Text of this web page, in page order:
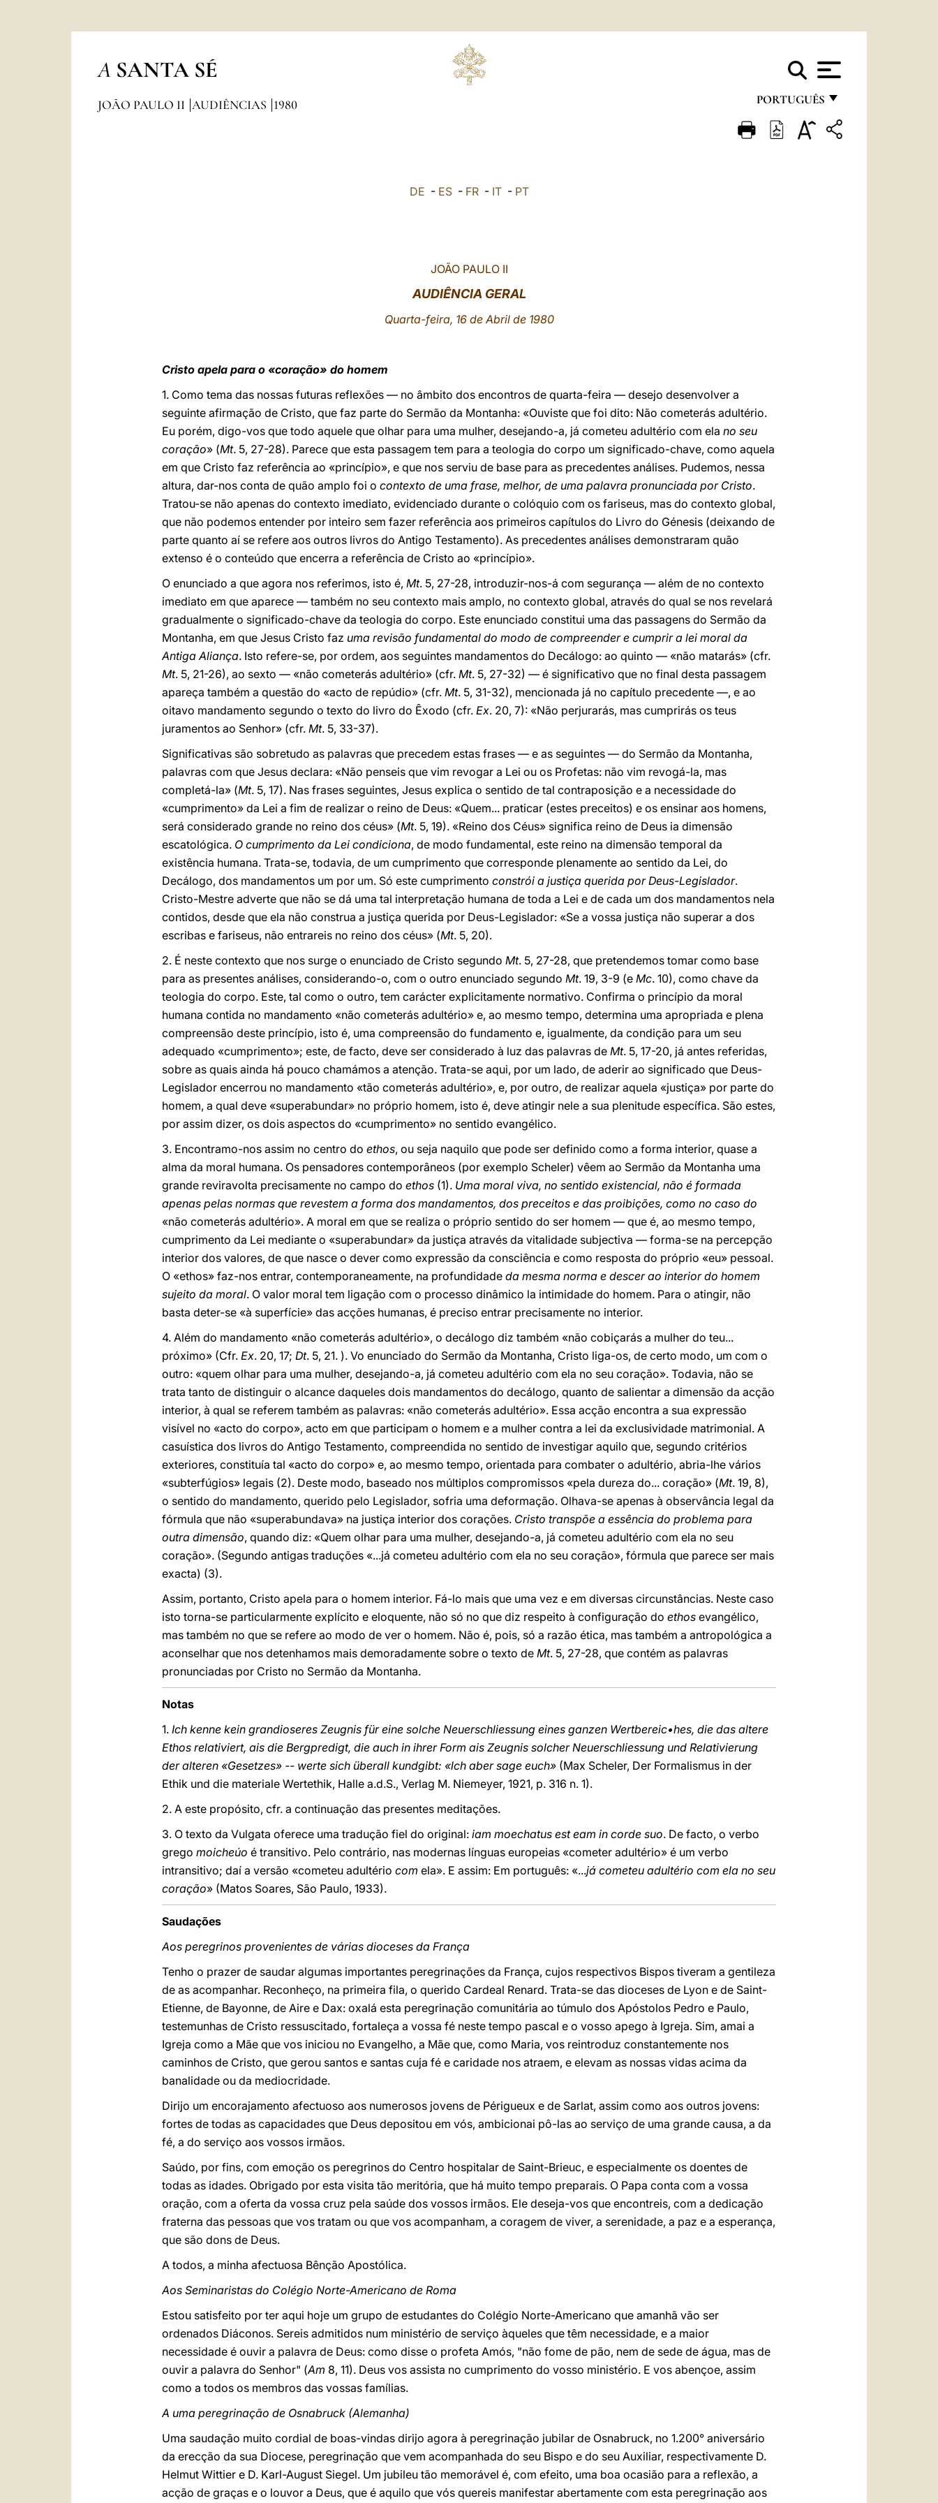
A SANTA SÉ
PORTUGUÊS
FRANÇAIS
JOÃO PAULO II AUDIÊNCIAS 1980
DE - ES- FR- IT- PT
JOÃO PAULO II
AUDIÊNCIA GERAL
Quarta-feira, 16 de Abril de 1980
Cristo apela para o «coração» do homem
1. Como tema das nossas futuras reflexões — no âmbito dos encontros de quarta-feira — desejo desenvolver a
seguinte afirmação de Cristo, que faz parte do Sermão da Montanha: «Ouviste que foi dito: Não cometerás adultério.
Eu porém, digo-vos que todo aquele que olhar para uma mulher, desejando-a, já cometeu adultério com ela no seu
coração» (Mt. 5, 27-28). Parece que esta passagem tem para a teologia do corpo um significado-chave, como aquela
em que Cristo faz referência ao «princípio», e que nos serviu de base para as precedentes análises. Pudemos, nessa
altura, dar-nos conta de quão amplo foi o contexto de uma frase, melhor, de uma palavra pronunciada por Cristo.
Tratou-se não apenas do contexto imediato, evidenciado durante o colóquio com os fariseus, mas do contexto global,
que não podemos entender por inteiro sem fazer referência aos primeiros capítulos do Livro do Génesis (deixando de
parte quanto aí se refere aos outros livros do Antigo Testamento). As precedentes análises demonstraram quão
extenso é o conteúdo que encerra a referência de Cristo ao «princípio».
O enunciado a que agora nos referimos, isto é, Mt. 5, 27-28, introduzir-nos-á com segurança — além de no contexto
imediato em que aparece — também no seu contexto mais amplo, no contexto global, através do qual se nos revelará
gradualmente o significado-chave da teologia do corpo. Este enunciado constitui uma das passagens do Sermão da
Montanha, em que Jesus Cristo faz uma revisão fundamental do modo de compreender e cumprir a lei moral da
Antiga Aliança. Isto refere-se, por ordem, aos seguintes mandamentos do Decálogo: ao quinto — «não matarás» (cfr.
Mt. 5, 21-26), ao sexto — «não cometerás adultério» (cfr. Mt. 5, 27-32) — é significativo que no final desta passagem
apareça também a questão do «acto de repúdio» (cfr. Mt. 5, 31-32), mencionada já no capítulo precedente —, e ao
oitavo mandamento segundo o texto do livro do Êxodo (cfr. Ex. 20, 7): «Não perjurarás, mas cumprirás os teus
juramentos ao Senhor» (cfr. Mt. 5, 33-37).
Significativas são sobretudo as palavras que precedem estas frases — e as seguintes — do Sermão da Montanha,
palavras com que Jesus declara: «Não penseis que vim revogar a Lei ou os Profetas: não vim revogá-la, mas
completá-la» (Mt. 5, 17). Nas frases seguintes, Jesus explica o sentido de tal contraposição e a necessidade do
«cumprimento» da Lei a fim de realizar o reino de Deus: «Quem... praticar (estes preceitos) e os ensinar aos homens,
será considerado grande no reino dos céus» (Mt. 5, 19). «Reino dos Céus» significa reino de Deus ia dimensão
escatológica. O cumprimento da Lei condiciona, de modo fundamental, este reino na dimensão temporal da
existência humana. Trata-se, todavia, de um cumprimento que corresponde plenamente ao sentido da Lei, do
Decálogo, dos mandamentos um por um. Só este cumprimento constrói a justiça querida por Deus-Legislador.
Cristo-Mestre adverte que não se dá uma tal interpretação humana de toda a Lei e de cada um dos mandamentos nela
contidos, desde que ela não construa a justiça querida por Deus-Legislador: «Se a vossa justiça não superar a dos
escribas e fariseus, não entrareis no reino dos céus» (Mt. 5, 20).
2. É neste contexto que nos surge o enunciado de Cristo segundo Mt. 5, 27-28, que pretendemos tomar como base
para as presentes análises, considerando-o, com o outro enunciado segundo Mt. 19, 3-9 (e Mc. 10), como chave da
teologia do corpo. Este, tal como o outro, tem carácter explicitamente normativo. Confirma o princípio da moral
humana contida no mandamento «não cometerás adultério» e, ao mesmo tempo, determina uma apropriada e plena
compreensão deste princípio, isto é, uma compreensão do fundamento e, igualmente, da condição para um seu
adequado «cumprimento»; este, de facto, deve ser considerado à luz das palavras de Mt. 5, 17-20, já antes referidas,
sobre as quais ainda há pouco chamámos a atenção. Trata-se aqui, por um lado, de aderir ao significado que Deus-
Legislador encerrou no mandamento «tão cometerás adultério», e, por outro, de realizar aquela «justiça» por parte do
homem, a qual deve «superabundar» no próprio homem, isto é, deve atingir nele a sua plenitude específica. São estes,
por assim dizer, os dois aspectos do «cumprimento» no sentido evangélico.
3. Encontramo-nos assim no centro do ethos, ou seja naquilo que pode ser definido como a forma interior, quase a
alma da moral humana. Os pensadores contemporâneos (por exemplo Scheler) vêem ao Sermão da Montanha uma
grande reviravolta precisamente no campo do ethos (1). Uma moral viva, no sentido existencial, não é formada
apenas pelas normas que revestem a forma dos mandamentos, dos preceitos e das proibições, como no caso do
«não cometerás adultério». A moral em que se realiza o próprio sentido do ser homem — que é, ao mesmo tempo,
cumprimento da Lei mediante o «superabundar» da justiça através da vitalidade subjectiva — forma-se na percepção
interior dos valores, de que nasce o dever como expressão da consciência e como resposta do próprio «eu» pessoal.
O «ethos» faz-nos entrar, contemporaneamente, na profundidade da mesma norma e descer ao interior do homem
sujeito da moral. O valor moral tem ligação com o processo dinâmico la intimidade do homem. Para o atingir, não
basta deter-se «à superfície» das acções humanas, é preciso entrar precisamente no interior.
4. Além do mandamento «não cometerás adultério», o decálogo diz também «não cobiçarás a mulher do teu...
próximo» (Cfr. Ex. 20, 17; Dt. 5, 21. ). Vo enunciado do Sermão da Montanha, Cristo liga-os, de certo modo, um com o
outro: «quem olhar para uma mulher, desejando-a, já cometeu adultério com ela no seu coração». Todavia, não se
trata tanto de distinguir o alcance daqueles dois mandamentos do decálogo, quanto de salientar a dimensão da acção
interior, à qual se referem também as palavras: «não cometerás adultério». Essa acção encontra a sua expressão
visível no «acto do corpo», acto em que participam o homem e a mulher contra a lei da exclusividade matrimonial. A
casuística dos livros do Antigo Testamento, compreendida no sentido de investigar aquilo que, segundo critérios
exteriores, constituía tal «acto do corpo» e, ao mesmo tempo, orientada para combater o adultério, abria-lhe vários
«subterfúgios» legais (2). Deste modo, baseado nos múltiplos compromissos «pela dureza do... coração» (Mt. 19, 8),
o sentido do mandamento, querido pelo Legislador, sofria uma deformação. Olhava-se apenas à observância legal da
fórmula que não «superabundava» na justiça interior dos corações. Cristo transpõe a essência do problema para
outra dimensão, quando diz: «Quem olhar para uma mulher, desejando-a, já cometeu adultério com ela no seu
coração». (Segundo antigas traduções «...já cometeu adultério com ela no seu coração», fórmula que parece ser mais
exacta) (3).
Assim, portanto, Cristo apela para o homem interior. Fá-lo mais que uma vez e em diversas circunstâncias. Neste caso
isto torna-se particularmente explícito e eloquente, não só no que diz respeito à configuração do ethos evangélico,
mas também no que se refere ao modo de ver o homem. Não é, pois, só a razão ética, mas também a antropológica a
aconselhar que nos detenhamos mais demoradamente sobre o texto de Mt. 5, 27-28, que contém as palavras
pronunciadas por Cristo no Sermão da Montanha.
Notas
1. Ich kenne kein grandioseres Zeugnis für eine solche Neuerschliessung eines ganzen Wertbereic•hes, die das altere
Ethos relativiert, ais die Bergpredigt, die auch in ihrer Form ais Zeugnis solcher Neuerschliessung und Relativierung
der alteren «Gesetzes» -- werte sich überall kundgibt: «lch aber sage euch» (Max Scheler, Der Formalismus in der
Ethik und die materiale Wertethik, Halle a.d.S., Verlag M. Niemeyer, 1921, p. 316 n. 1).
2. A este propósito, cfr. a continuação das presentes meditações.
3. O texto da Vulgata oferece uma tradução fiel do original: iam moechatus est eam in corde suo. De facto, o verbo
grego moicheúo é transitivo. Pelo contrário, nas modernas línguas europeias «cometer adultério» é um verbo
intransitivo; daí a versão «cometeu adultério com ela». E assim: Em português: «...já cometeu adultério com ela no seu
coração» (Matos Soares, São Paulo, 1933).
Saudações
Aos peregrinos provenientes de várias dioceses da França
Tenho o prazer de saudar algumas importantes peregrinações da França, cujos respectivos Bispos tiveram a gentileza
de as acompanhar. Reconheço, na primeira fila, o querido Cardeal Renard. Trata-se das dioceses de Lyon e de Saint-
Etienne, de Bayonne, de Aire e Dax: oxalá esta peregrinação comunitária ao túmulo dos Apóstolos Pedro e Paulo,
testemunhas de Cristo ressuscitado, fortaleça a vossa fé neste tempo pascal e o vosso apego à Igreja. Sim, amai a
Igreja como a Mãe que vos iniciou no Evangelho, a Mãe que, como Maria, vos reintroduz constantemente nos
caminhos de Cristo, que gerou santos e santas cuja fé e caridade nos atraem, e elevam as nossas vidas acima da
banalidade ou da mediocridade.
Dirijo um encorajamento afectuoso aos numerosos jovens de Périgueux e de Sarlat, assim como aos outros jovens:
fortes de todas as capacidades que Deus depositou em vós, ambicionai pô-las ao serviço de uma grande causa, a da
fé, a do serviço aos vossos irmãos.
Saúdo, por fins, com emoção os peregrinos do Centro hospitalar de Saint-Brieuc, e especialmente os doentes de
todas as idades. Obrigado por esta visita tão meritória, que há muito tempo preparais. O Papa conta com a vossa
oração, com a oferta da vossa cruz pela saúde dos vossos irmãos. Ele deseja-vos que encontreis, com a dedicação
fraterna das pessoas que vos tratam ou que vos acompanham, a coragem de viver, a serenidade, a paz e a esperança,
que são dons de Deus.
A todos, a minha afectuosa Bênção Apostólica.
Aos Seminaristas do Colégio Norte-Americano de Roma
Estou satisfeito por ter aqui hoje um grupo de estudantes do Colégio Norte-Americano que amanhã vão ser
ordenados Diáconos. Sereis admitidos num ministério de serviço àqueles que têm necessidade, e a maior
necessidade é ouvir a palavra de Deus: como disse o profeta Amós, "não fome de pão, nem de sede de água, mas de
ouvir a palavra do Senhor" (Am 8, 11). Deus vos assista no cumprimento do vosso ministério. E vos abençoe, assim
como a todos os membros das vossas famílias.
A uma peregrinação de Osnabruck (Alemanha)
Uma saudação muito cordial de boas-vindas dirijo agora à peregrinação jubilar de Osnabruck, no 1.200° aniversário
da erecção da sua Diocese, peregrinação que vem acompanhada do seu Bispo e do seu Auxiliar, respectivamente D.
Helmut Wittier e D. Karl-August Siegel. Um jubileu tão memorável é, com efeito, uma boa ocasião para a reflexão, a
acção de graças e o louvor a Deus, que é aquilo que vós quereis manifestar abertamente com esta peregrinação aos